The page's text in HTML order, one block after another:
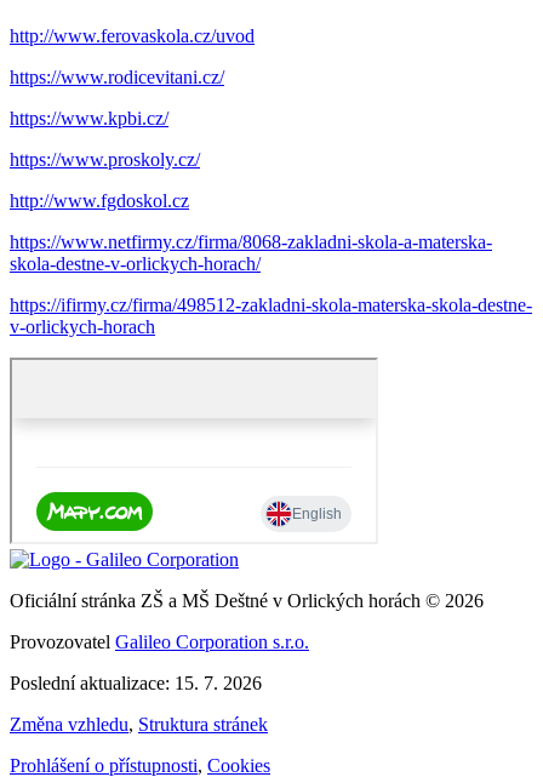
http://www.ferovaskola.cz/uvod
https://www.rodicevitani.cz/
https://www.kpbi.cz/
https://www.proskoly.cz/
http://www.fgdoskol.cz
https://www.netfirmy.cz/firma/8068-zakladni-skola-a-materska-
skola-destne-v-orlickych-horach/
https://ifirmy.cz/firma/498512-zakladni-skola-materska-skola-destne-
v-orlickych-horach
Oficiální stránka ZŠ a MŠ Deštné v Orlických horách © 2026
Provozovatel Galileo Corporation s.r.o.
Poslední aktualizace: 15. 7. 2026
Změna vzhledu, Struktura stránek
Prohlášení o přístupnosti, Cookies